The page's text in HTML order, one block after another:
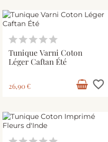
Tunique Varni Coton
Léger Caftan Été
26,90 € favorite_border